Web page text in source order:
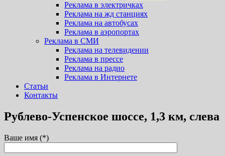
Реклама в электричках
Реклама на жд станциях
Реклама на автобусах
Реклама в аэропортах
Реклама в СМИ
Реклама на телевидении
Реклама в прессе
Реклама на радио
Реклама в Интернете
Статьи
Контакты
Рублево-Успенское шоссе, 1,3 км, слева
Ваше имя (*)